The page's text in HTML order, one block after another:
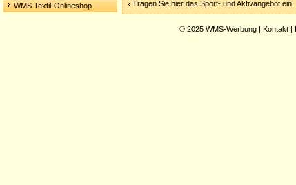
WMS Textil-Onlineshop
Tragen Sie hier das Sport- und Aktivangebot ein.
© 2025 WMS-Werbung | Kontakt |